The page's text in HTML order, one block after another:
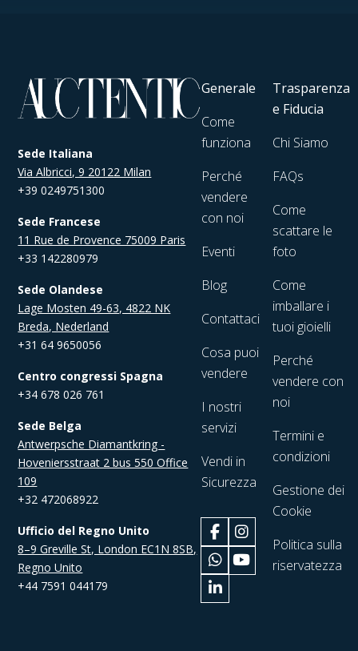
Sede Italiana
Via Albricci, 9 20122 Milan
+39 0249751300
Sede Francese
11 Rue de Provence 75009 Paris
+33 142280979
Sede Olandese
Lage Mosten 49-63, 4822 NK
Breda, Nederland
+31 64 9650056
Centro congressi Spagna
+34 678 026 761
Sede Belga
Antwerpsche Diamantkring -
Hoveniersstraat 2 bus 550 Office
109
+32 472068922
Ufficio del Regno Unito
8–9 Greville St, London EC1N 8SB,
Regno Unito
+44 7591 044179
Generale
Come
funziona
Perché
vendere
con noi
Eventi
Blog
Contattaci
Cosa puoi
vendere
I nostri
servizi
Vendi in
Sicurezza
Trasparenza
e Fiducia
Chi Siamo
FAQs
Come
scattare le
foto
Come
imballare i
tuoi gioielli
Perché
vendere con
noi
Termini e
condizioni
Gestione dei
Cookie
Politica sulla
riservatezza